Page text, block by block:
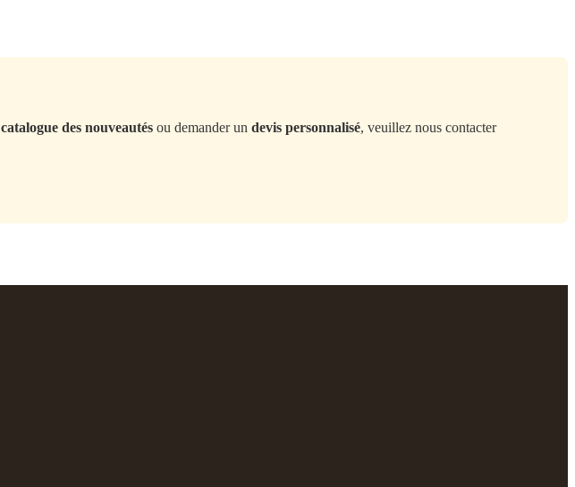
catalogue des nouveautés ou demander un devis personnalisé, veuillez nous contacter